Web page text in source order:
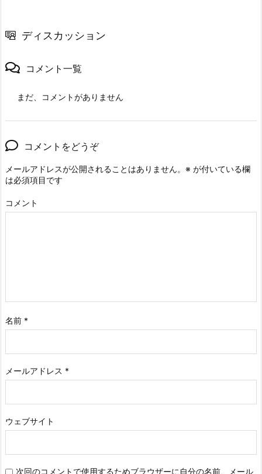
ディスカッション
コメント一覧
まだ、コメントがありません
コメントをどうぞ
メールアドレスが公開されることはありません。 ※ が付いている欄
は必須項目です
コメント
名前 *
メールアドレス *
ウェブサイト
次回のコメントで使用するためブラウザーに自分の名前、メール